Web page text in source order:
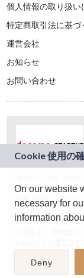
個人情報の取り扱い
特定商取引法に基づ
運営会社
お知らせ
お問い合わせ
ドコモグループの新
規事業創出プログラ
ム「docomo
STARTUP」を通じて
On our website
necessary for
information
Deny